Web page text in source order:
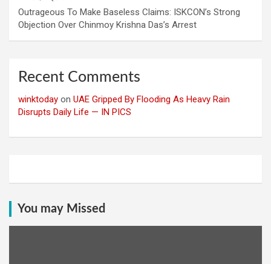
Outrageous To Make Baseless Claims: ISKCON’s Strong
Objection Over Chinmoy Krishna Das’s Arrest
Recent Comments
winktoday on UAE Gripped By Flooding As Heavy Rain
Disrupts Daily Life — IN PICS
You may Missed